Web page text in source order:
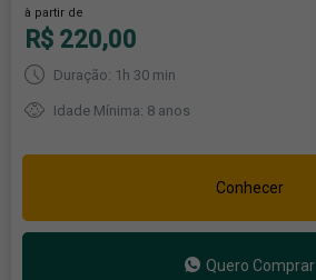
à partir de
R$ 220,00
Duração: 1h 30 min
Idade Mínima: 8 anos
Conhecer
Quero Comprar